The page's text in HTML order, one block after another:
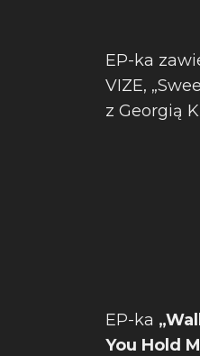
EP-ka
VIZE,
z Georgią
EP-ka
You Hold